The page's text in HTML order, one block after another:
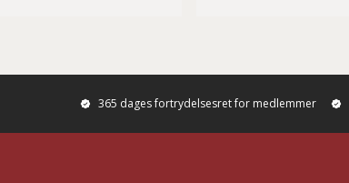
365 dages fortrydelsesret for medlemmer